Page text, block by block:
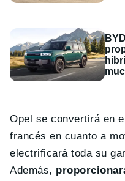
Opel se convertirá en
francés en cuanto a
electrificará toda su
Además,